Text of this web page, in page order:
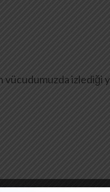
vücudumuzda